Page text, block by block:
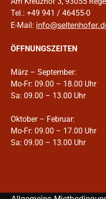
Tel.: +49 941 / 46455-0
E-Mail:
ÖFFNUNGSZEITEN
März – September:
Mo-Fr: 09.00 – 18.00 Uhr
Sa: 09.00 – 13.00 Uhr
Oktober – Februar:
Mo-Fr: 09.00 – 17.00 Uhr
Sa: 09.00 – 13.00 Uhr